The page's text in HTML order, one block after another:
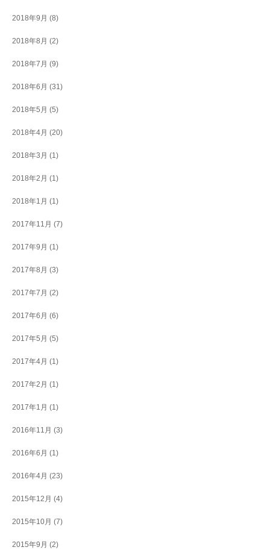
2018年9月 (8)
2018年8月 (2)
2018年7月 (9)
2018年6月 (31)
2018年5月 (5)
2018年4月 (20)
2018年3月 (1)
2018年2月 (1)
2018年1月 (1)
2017年11月 (7)
2017年9月 (1)
2017年8月 (3)
2017年7月 (2)
2017年6月 (6)
2017年5月 (5)
2017年4月 (1)
2017年2月 (1)
2017年1月 (1)
2016年11月 (3)
2016年6月 (1)
2016年4月 (23)
2015年12月 (4)
2015年10月 (7)
2015年9月 (2)